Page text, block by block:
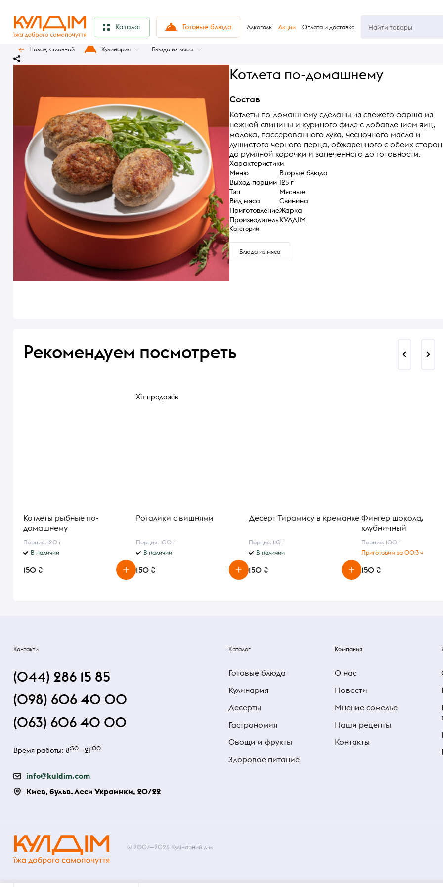
Каталог Готовые блюда Алкоголь Акции Оплата и доставка
Назад к главной Кулинария Блюда из мяса
Котлета по-домашнему
Состав
Котлеты по-домашнему сделаны из свежего фарша из
нежной свинины и куриного филе с добавлением яиц,
молока, пассерованного лука, чесночного масла и
душистого черного перца, обжаренного с обеих сторон
до румяной корочки и запеченного до готовности.
Характеристики
Меню
Вторые блюда
Выход порции 125 г
Тип
Мясные
Вид мяса
Свинина
ПриготовлениеЖарка
ПроизводительКУЛДІМ
Категории
Блюда из мяса
Рекомендуем посмотреть
Котлеты рыбные по-
домашнему
Порция: 120 г
В наличии
150 ₴
Хіт продажів
Рогалики с вишнями
Порция: 100 г
В наличии
150 ₴
Десерт Тирамису в креманке
Порция: 110 г
В наличии
150 ₴
Фингер шоколадно-
клубничный
Порция: 100 г
Приготовим за 00:3 ч
150 ₴
Контакти
(044) 286 15 85
(098) 606 40 00
(063) 606 40 00
Время работы: 8:30—21:00
info@kuldim.com
Киев, бульв. Леси Украинки, 20/22
Каталог
Готовые блюда
Кулинария
Десерты
Гастрономия
Овощи и фрукты
Здоровое питание
Компания
О нас
Новости
Мнение сомелье
Наши рецепты
Контакты
© 2007—2026 Кулінарний дім